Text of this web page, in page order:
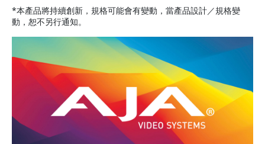
*本產品將持續創新，規格可能會有變動，當產品設計／規格變
動，恕不另行通知。